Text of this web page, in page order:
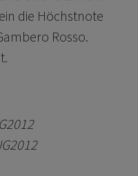
die Höchstnote
Rosso.